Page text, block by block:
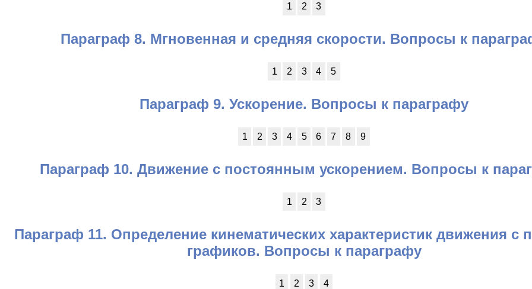
1 2 3
Параграф 8. Мгновенная и средняя скорости. Вопросы к
1 2 3 4 5
Параграф 9. Ускорение. Вопросы к параграфу
1 2 3 4 5 6 7 8 9
Параграф 10. Движение с постоянным ускорением. Вопросы к
1 2 3
Параграф 11. Определение кинематических характеристик движения
графиков. Вопросы к параграфу
1 2 3 4